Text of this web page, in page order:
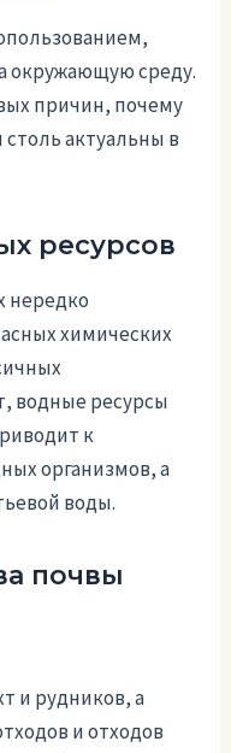
окружающую среду.
причин, почему
актуальны в
ресурсов
нередко
химических
водные ресурсы
к
организмов, а
воды.
почвы
и рудников, а
и отходов